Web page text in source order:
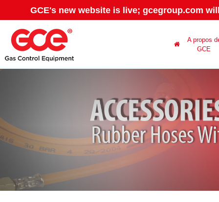
GCE's new website is live; gcegroup.com
A propos
GCE